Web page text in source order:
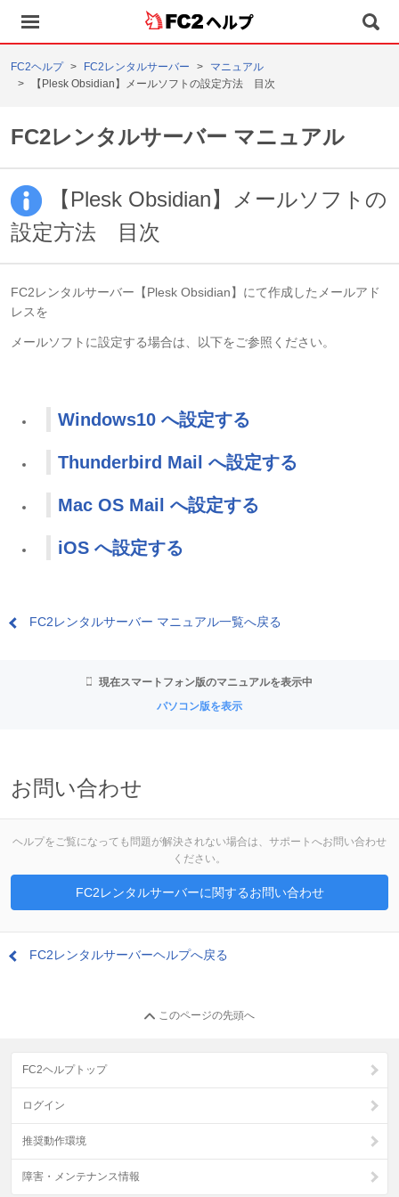
ヘルプ
FC2ヘルプ FC2レンタルサーバー
マニュアル
【Plesk Obsidian】メールソフトの設定方法 目次
FC2レンタルサーバー マニュアル
【Plesk Obsidian】メールソフトの
設定方法 目次
FC2レンタルサーバー【Plesk Obsidian】にて作成したメールアド
レスを
メールソフトに設定する場合は、以下をご参照ください。
Windows10 へ設定する
Thunderbird Mail へ設定する
Mac OS Mail へ設定する
iOS へ設定する
FC2レンタルサーバー マニュアル一覧へ戻る
現在スマートフォン版のマニュアルを表示中
パソコン版を表示
お問い合わせ
ヘルプをご覧になっても問題が解決されない場合は、サポートへお問い合わせ
ください。
FC2レンタルサーバーに関するお問い合わせ
FC2レンタルサーバーヘルプへ戻る
このページの先頭へ
FC2ヘルプトップ
ログイン
推奨動作環境
障害・メンテナンス情報